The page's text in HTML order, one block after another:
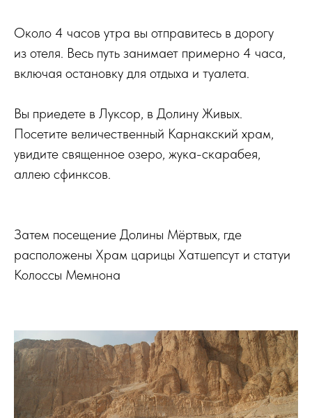
Около 4 часов утра вы отправитесь в дорогу
из отеля. Весь путь занимает примерно 4 часа,
включая остановку для отдыха и туалета.
Вы приедете в Луксор, в Долину Живых.
Посетите величественный Карнакский храм,
увидите священное озеро, жука-скарабея,
аллею сфинксов.
Затем посещение Долины Мёртвых, где
расположены Храм царицы Хатшепсут и статуи
Колоссы Мемнона